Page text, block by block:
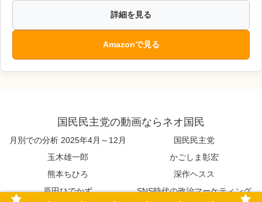
詳細を見る
Amazonで見る
国民民主党の動画ならネオ国民
月別での分析 2025年4月～12月
国民民主党
玉木雄一郎
かごしま彰宏
熊本ちひろ
深作ヘスス
原田ひでかず
SNS時代の政治マーケティング